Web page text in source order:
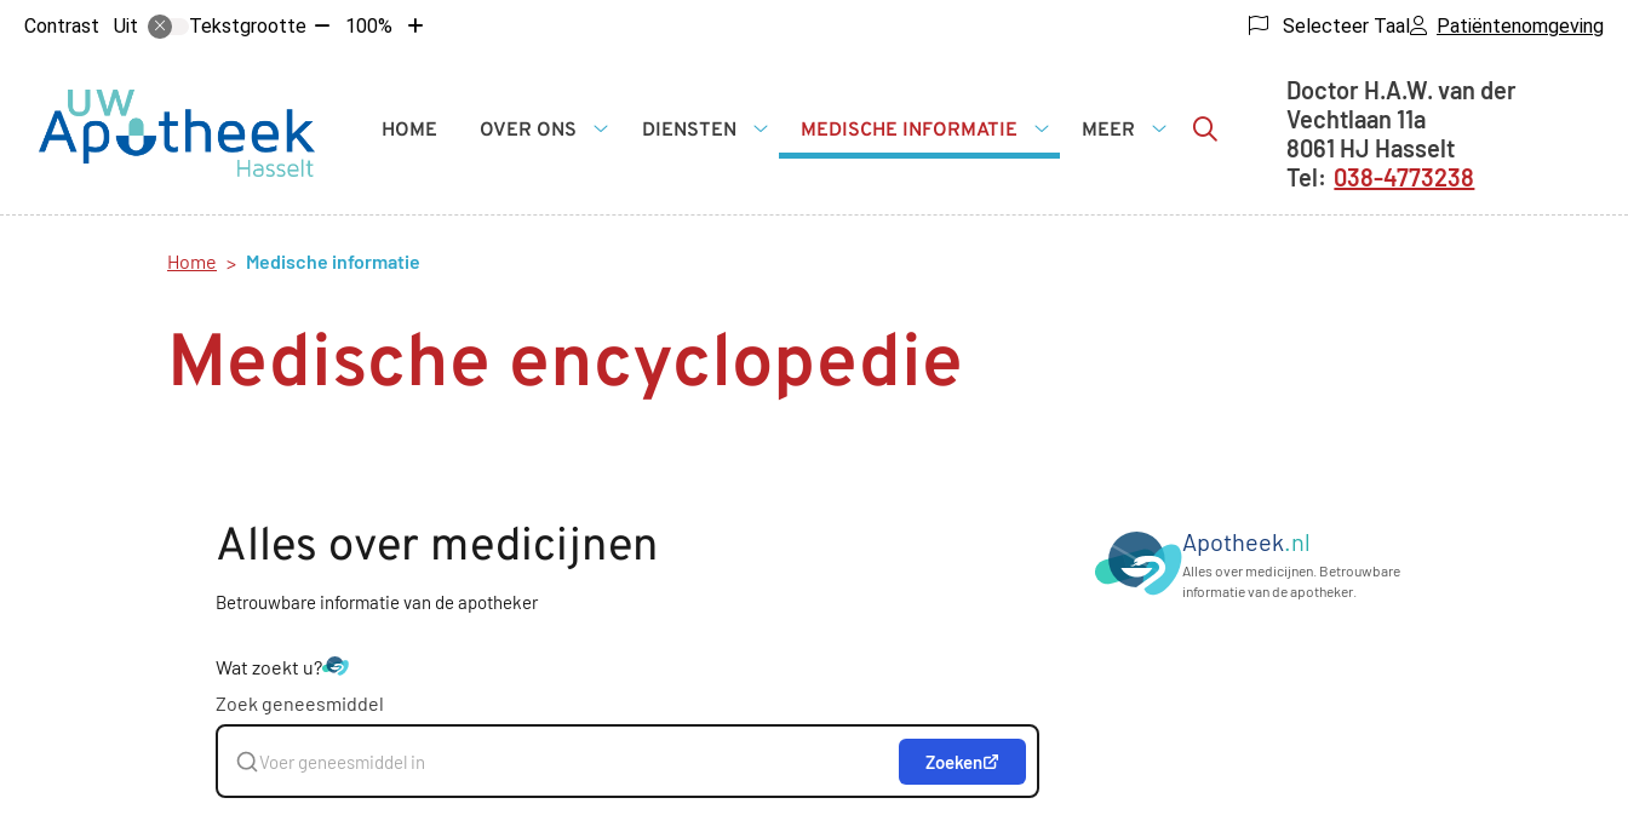
Contrast Uit Tekstgrootte Tekst100%
Tekst
Selecteer Taal Patiëntenomgeving
Hoofdmenu
HOME
OVER ONS
DIENSTEN
Diensten
MEDISCHE INFORMATIE
Medische
MEER
Adresgegevens
Doctor H.A.W. van der
Vechtlaan 11a
8061 HJ Hasselt
038-4773238
Home Medische informatie
Medische encyclopedie
Alles over medicijnen
Betrouwbare informatie van de apotheker
Apotheek.nl
Alles over medicijnen. Betrouwbare
informatie van de apotheker.
Wat zoekt u?
Zoek geneesmiddel
Zoeken